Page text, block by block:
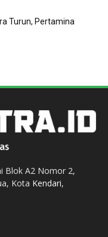
Turun, Pertamina
Blok A2 Nomor 2,
Kota Kendari,